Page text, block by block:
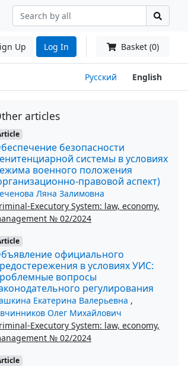
Up Log In Basket (0)
Русский English
articles
безопасности
системы в условиях
военного положения
правовой аспект)
Ляна Залимовна
Executory System: law, economy,
№ 02/2024
официального
в условиях УИС:
вопросы
регулирования
Екатерина Валерьевна ,
Олег Михайлович
Executory System: law, economy,
№ 02/2024